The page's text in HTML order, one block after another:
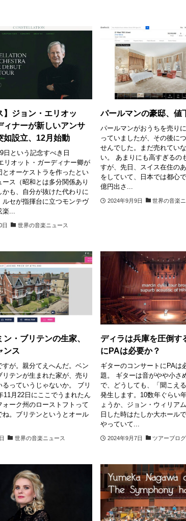
】ジョン・エリオッ
ィナーが新しいアンサ
如設立、12月始動
日という記念すべき日
リオット・ガーディナー卿が
とオーケストラを作ったとい
ス（昭和とは多分関係あり
かも、自分が抜けた代わりに
ルセが指揮台に立つモンテヴ
...
日 世界の音楽ニュース
パールマンの豪邸、値
パールマンがおうちを売り
っていましたが、その後に
せんでした。まだ売れてい
い。 あまりにも高すぎるの
すが、先日、スイス在住の
をしていて、日本では都心
億円出さ...
2024年9月9日 世界の音楽
・ブリテンの生家、
ンス
すが。親分てえへんだ。ベン
テンが生まれた家が、売り
るっていうじゃないか。 ブリ
11月22日にここでうまれたん
ォーク州のローストフトって
ね。ブリテンというとオール
世界の音楽ニュース
ディラは兵庫を圧倒す
にPAは必要か？
ギターのコンサートにPAは
題。 ギターは音がやや小さ
で、どうしても、「聞こえ
発生します。10数年ぐらい
ょうか、ジョン・ウィリア
日した時はたしか大ホール
やっていて...
2024年9月7日 ツアーブログ